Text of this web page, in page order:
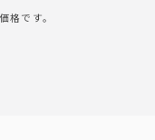
/メーカーズマーク/ティ
イスキーはロック・水
格です。